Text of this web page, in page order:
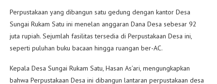
Perpustakaan yang dibangun satu gedung dengan kantor Desa
Sungai Rukam Satu ini menelan anggaran Dana Desa sebesar 92
juta rupiah. Sejumlah fasilitas tersedia di Perpustakaan Desa ini,
seperti puluhan buku bacaan hingga ruangan ber-AC.
Kepala Desa Sungai Rukam Satu, Hasan As’ari, mengungkapkan
bahwa Perpustakaan Desa ini dibangun lantaran perpustakaan desa